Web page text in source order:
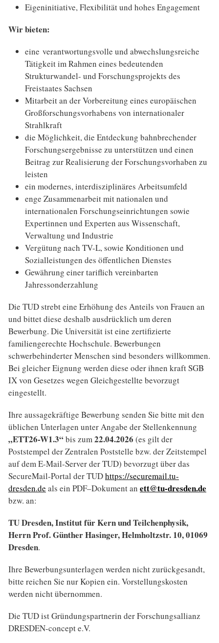
Eigeninitiative, Flexibilität und hohes Engagement
Wir bieten:
eine verantwortungsvolle und abwechslungsreiche
Tätigkeit im Rahmen eines bedeutenden
Strukturwandel- und Forschungsprojekts des
Freistaates Sachsen
Mitarbeit an der Vorbereitung eines europäischen
Großforschungsvorhabens von internationaler
Strahlkraft
die Möglichkeit, die Entdeckung bahnbrechender
Forschungsergebnisse zu unterstützen und einen
Beitrag zur Realisierung der Forschungsvorhaben zu
leisten
ein modernes, interdisziplinäres Arbeitsumfeld
enge Zusammenarbeit mit nationalen und
internationalen Forschungseinrichtungen sowie
Expertinnen und Experten aus Wissenschaft,
Verwaltung und Industrie
Vergütung nach TV-L, sowie Konditionen und
Sozialleistungen des öffentlichen Dienstes
Gewährung einer tariflich vereinbarten
Jahressonderzahlung
Die TUD strebt eine Erhöhung des Anteils von Frauen an
und bittet diese deshalb ausdrücklich um deren
Bewerbung. Die Universität ist eine zertifizierte
familiengerechte Hochschule. Bewerbungen
schwerbehinderter Menschen sind besonders willkommen.
Bei gleicher Eignung werden diese oder ihnen kraft SGB
IX von Gesetzes wegen Gleichgestellte bevorzugt
eingestellt.
Ihre aussagekräftige Bewerbung senden Sie bitte mit den
üblichen Unterlagen unter Angabe der Stellenkennung
„ETT26-W1.3“bis zum22.04.2026 (es gilt der
Poststempel der Zentralen Poststelle bzw. der Zeitstempel
auf dem E-Mail-Server der TUD) bevorzugt über das
SecureMail-Portal der TUDhttps://securemail.tu-
dresden.de als ein PDF–Dokument an ett@tu-dresden.de
bzw. an:
TU Dresden, Institut für Kern und Teilchenphysik,
Herrn Prof. Günther Hasinger, Helmholtzstr. 10, 01069
Dresden.
Ihre Bewerbungsunterlagen werden nicht zurückgesandt,
bitte reichen Sie nur Kopien ein. Vorstellungskosten
werden nicht übernommen.
Die TUD ist Gründungspartnerin der Forschungsallianz
DRESDEN-concept e.V.